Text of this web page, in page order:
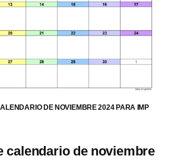
DE NOVIEMBRE 2024 PARA IMP
calendario de noviembre